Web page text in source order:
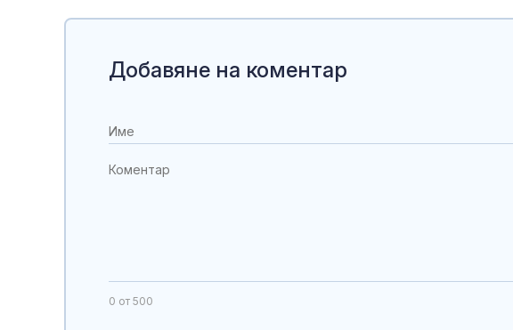
Добавяне на коментар
0 от 500